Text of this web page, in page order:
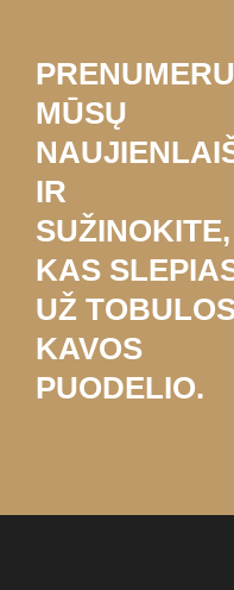
MŪSŲ
IR
SUŽINOKITE,
KAS
UŽ
KAVOS
PUODELIO.